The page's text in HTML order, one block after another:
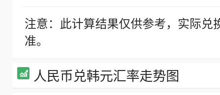
注意：此计算结果仅供参考，实际
准。
人民币兑韩元汇率走势图